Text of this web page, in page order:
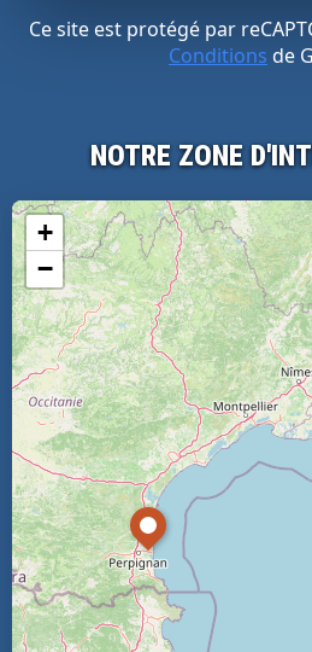
Ce site est protégé par
Conditions de
NOTRE ZONE
+
−